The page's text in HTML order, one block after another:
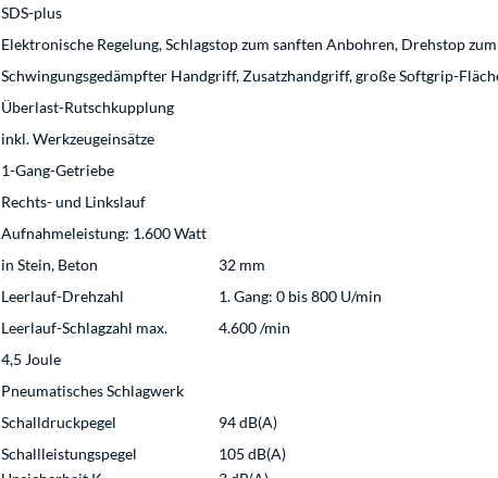
SDS-plus
Elektronische Regelung, Schlagstop zum sanften Anbohren, Drehstop
Schwingungsgedämpfter Handgriff, Zusatzhandgriff, große Softgrip-
Überlast-Rutschkupplung
inkl. Werkzeugeinsätze
1-Gang-Getriebe
Rechts- und Linkslauf
Aufnahmeleistung: 1.600 Watt
in Stein, Beton
32 mm
Leerlauf-Drehzahl
1. Gang: 0 bis 800 U/min
Leerlauf-Schlagzahl max.
4.600 /min
4,5 Joule
Pneumatisches Schlagwerk
Schalldruckpegel
94 dB(A)
Schallleistungspegel
105 dB(A)